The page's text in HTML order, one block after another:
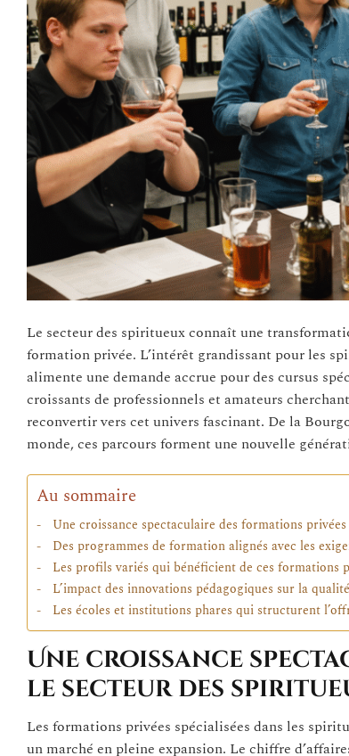
Le secteur des spiritueux connaît une
formation privée. L’intérêt grandissant pour les
alimente une demande accrue pour des cursus
croissants de professionnels et amateurs
reconvertir vers cet univers fascinant. De la
monde, ces parcours forment une nouvelle
Au sommaire
Une croissance spectaculaire des formations
Des programmes de formation alignés avec les
Les profils variés qui bénéficient de ces formations
L’impact des innovations pédagogiques sur la
Les écoles et institutions phares qui structurent
Une croissance
le secteur des
Les formations privées spécialisées dans les
un marché en pleine expansion. Le chiffre